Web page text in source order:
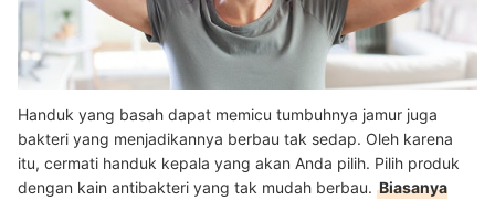
Handuk yang basah dapat memicu tumbuhnya jamur juga
bakteri yang menjadikannya berbau tak sedap. Oleh karena
itu, cermati handuk kepala yang akan Anda pilih. Pilih produk
dengan kain antibakteri yang tak mudah berbau. Biasanya